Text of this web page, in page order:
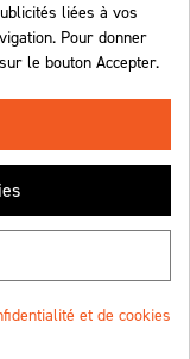
liées à vos
Pour donner
le bouton Accepter.
et de cookies